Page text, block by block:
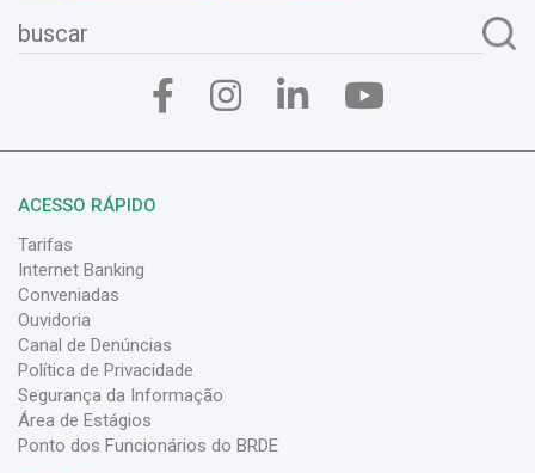
ACESSO RÁPIDO
Tarifas
Internet Banking
Conveniadas
Ouvidoria
Canal de Denúncias
Política de Privacidade
Segurança da Informação
Área de Estágios
Ponto dos Funcionários do BRDE